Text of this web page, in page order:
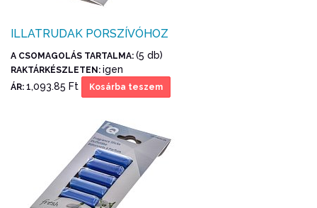
ILLATRUDAK PORSZÍVÓHOZ
A CSOMAGOLÁS TARTALMA: (5 db)
RAKTÁRKÉSZLETEN: igen
ÁR: 1,093.85 Ft Kosárba teszem